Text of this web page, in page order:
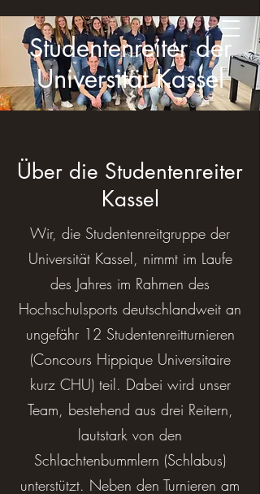
Studentenreiter der
Universität Kassel
Über die Studentenreiter
Kassel
Wir, die Studentenreitgruppe der
Universität Kassel, nimmt im Laufe
des Jahres im Rahmen des
Hochschulsports deutschlandweit an
ungefähr 12 Studentenreitturnieren
(Concours Hippique Universitaire
kurz CHU) teil. Dabei wird unser
Team, bestehend aus drei Reitern,
lautstark von den
Schlachtenbummlern (Schlabus)
unterstützt. Neben den Turnieren am